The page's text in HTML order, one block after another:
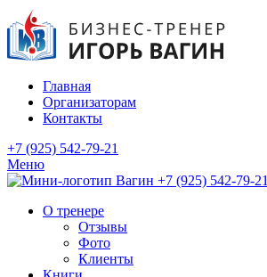
Главная
Организаторам
Контакты
+7 (925) 542-79-21
Меню
+7 (925) 542-79-21
О тренере
Отзывы
Фото
Клиенты